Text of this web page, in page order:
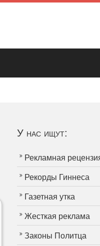
У нас ищут:
Рекламная
Рекорды Гиннеса
Газетная утка
Жесткая реклама
Законы Политца